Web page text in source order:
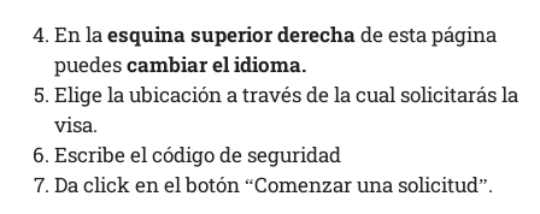
En laesquina superior derechade esta página
puedescambiar el idioma.
Elige la ubicación a través de la cual solicitarás la
visa.
Escribe el código de seguridad
Da click en el botón “Comenzar una solicitud”.